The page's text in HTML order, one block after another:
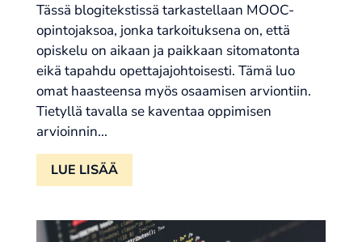
Tässä blogitekstissä tarkastellaan MOOC-
opintojaksoa, jonka tarkoituksena on, että
opiskelu on aikaan ja paikkaan sitomatonta
eikä tapahdu opettajajohtoisesti. Tämä luo
omat haasteensa myös osaamisen arviontiin.
Tietyllä tavalla se kaventaa oppimisen
arvioinnin...
LUE LISÄÄ